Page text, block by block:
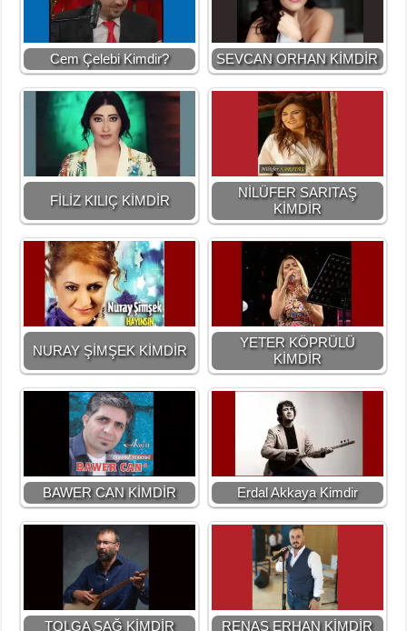
Cem Çelebi Kimdir? SEVCAN ORHAN KİMDİR
FİLİZ KILIÇ KİMDİR
NİLÜFER SARITAŞ
KİMDİR
NURAY ŞİMŞEK KİMDİR
YETER KÖPRÜLÜ
KİMDİR
BAWER CAN KİMDİR Erdal Akkaya Kimdir
TOLGA SAĞ KİMDİR RENAS ERHAN KİMDİR